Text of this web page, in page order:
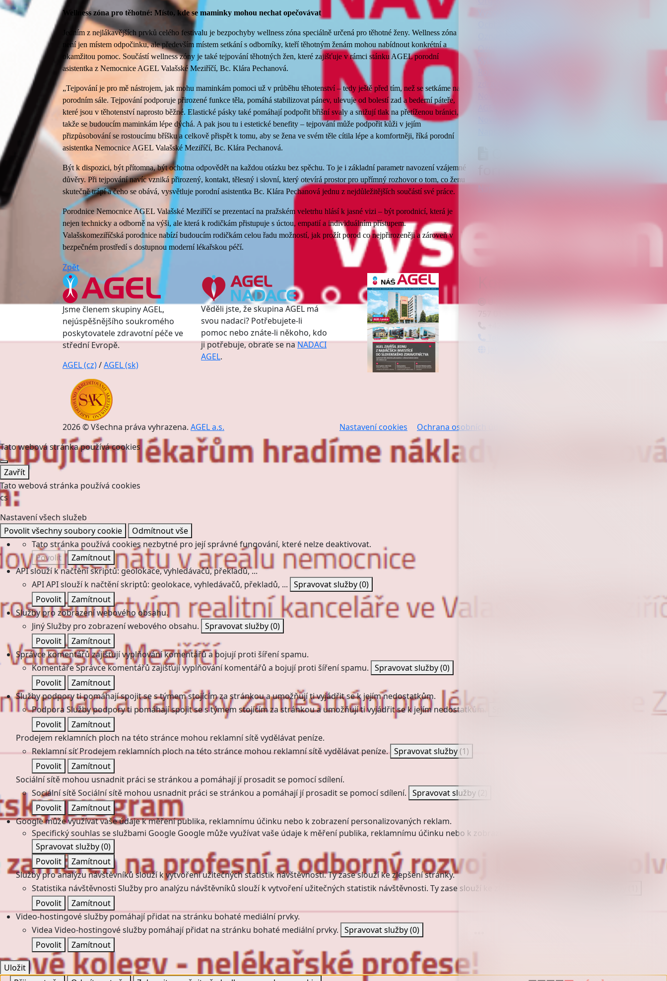
Wellness zóna pro těhotné: Místo, kde se maminky mohou nechat opečovávat
Jedním z nejlákavějších prvků celého festivalu je bezpochyby wellness zóna speciálně určená pro těhotné ženy. Wellness zóna
není jen místem odpočinku, ale především místem setkání s odborníky, kteří těhotným ženám mohou nabídnout konkrétní a
okamžitou pomoc. Součástí wellness zóny je také tejpování těhotných žen, které zajišťuje v rámci stánku AGEL porodní
asistentka z Nemocnice AGEL Valašské Meziříčí, Bc. Klára Pechanová.
„Tejpování je pro mě nástrojem, jak mohu maminkám pomoci už v průběhu těhotenství – tedy ještě před tím, než se setkáme na
porodním sále. Tejpování podporuje přirozené funkce těla, pomáhá stabilizovat pánev, ulevuje od bolestí zad a bederní páteře,
které jsou v těhotenství naprosto běžné. Elastické pásky také pomáhají podpořit břišní svaly a snižují tlak na přetíženou bránici,
takže se budoucím maminkám lépe dýchá. A pak jsou tu i estetické benefity – tejpování může podpořit kůži v jejím
přizpůsobování se rostoucímu bříšku a celkově přispět k tomu, aby se žena ve svém těle cítila lépe a komfortněji, říká porodní
asistentka Nemocnice AGEL Valašské Meziříčí, Bc. Klára Pechanová.
Být k dispozici, být přítomna, být ochotna odpovědět na každou otázku bez spěchu. To je i základní parametr navození vzájemné
důvěry. Při tejpování navíc vzniká přirozený, kontakt, tělesný i slovní, který otevírá prostor pro upřímný rozhovor o tom, co ženu
skutečně trápí a čeho se obává, vysvětluje porodní asistentka Bc. Klára Pechanová jednu z nejdůležitějších součástí své práce.
Porodnice Nemocnice AGEL Valašské Meziříčí se prezentací na pražském veletrhu hlásí k jasné vizi – být porodnicí, která je
nejen technicky a odborně na výši, ale která k rodičkám přistupuje s úctou, empatií a individuálním přístupem.
Valašskomeziříčská porodnice nabízí budoucím rodičkám celou řadu možností, jak prožít porod co nejpřirozeněji a zároveň v
bezpečném prostředí s dostupnou moderní lékařskou péčí.
Zpět
formuláře:
Jsme členem skupiny AGEL,
nejúspěšnějšího soukromého
poskytovatele zdravotní péče ve
střední Evropě.
AGEL (cz)/AGEL (sk)
Věděli jste, že skupina AGEL má
svou nadaci? Potřebujete-li
pomoc nebo znáte-li někoho, kdo
ji potřebuje, obraťe se naNADACI
AGEL.
757 01 Valašské Meziříčí
2026 © Všechna práva vyhrazena. AGEL a.s. Nastavení cookies Ochrana osobních údajů
Tato webová stránka používá cookies
Zavřít
Tato webová stránka používá cookies
cs
Nastavení všech služeb
Povolit všechny soubory cookie
Odmítnout vše
Tato stránka používá cookies nezbytné pro její správné fungování, které nelze deaktivovat.
Povolit
Zamítnout
API slouží k načtění skriptů: geolokace, vyhledávačů, překladů, ...
APIAPI slouží k načtění skriptů: geolokace, vyhledávačů, překladů, ... Spravovat služby(0)
Povolit
Zamítnout
Služby pro zobrazení webového obsahu.
JinýSlužby pro zobrazení webového obsahu. Spravovat služby(0)
Povolit
Zamítnout
Správce komentářů zajišťují vyplňování komentářů a bojují proti šíření spamu.
KomentářeSprávce komentářů zajišťují vyplňování komentářů a bojují proti šíření spamu. Spravovat služby(0)
Povolit
Zamítnout
Služby podpory ti pomáhají spojit se s týmem stojícím za stránkou a umožňují ti vyjádřit se k jejím nedostatkům.
PodporaSlužby podpory ti pomáhají spojit se s týmem stojícím za stránkou a umožňují ti vyjádřit se k jejím nedostatkům.
Povolit
Zamítnout
Prodejem reklamních ploch na této stránce mohou reklamní sítě vydělávat peníze.
Reklamní síťProdejem reklamních ploch na této stránce mohou reklamní sítě vydělávat peníze. Spravovat služby(1)
Povolit
Zamítnout
Sociální sítě mohou usnadnit práci se stránkou a pomáhají jí prosadit se pomocí sdílení.
Sociální sítěSociální sítě mohou usnadnit práci se stránkou a pomáhají jí prosadit se pomocí sdílení. Spravovat služby (2)
Povolit
Zamítnout
Google může využívat vaše údaje k měření publika, reklamnímu účinku nebo k zobrazení personalizovaných reklam.
Specifický souhlas se službami Google Google může využívat vaše údaje k měření publika, reklamnímu účinku nebo k zobrazení personalizovaných reklam.
Spravovat služby(0)
Povolit
Zamítnout
Služby pro analýzu návštěvníků slouží k vytvoření užitečných statistik návštěvnosti. Ty zase slouží ke zlepšení stránky.
Statistika návštěvnosti Služby pro analýzu návštěvníků slouží k vytvoření užitečných statistik návštěvnosti. Ty zase slouží ke zlepšení stránky.
Povolit
Zamítnout
Video-hostingové služby pomáhají přidat na stránku bohaté mediální prvky.
Videa Video-hostingové služby pomáhají přidat na stránku bohaté mediální prvky. Spravovat služby(0)
Povolit
Zamítnout
Uložit